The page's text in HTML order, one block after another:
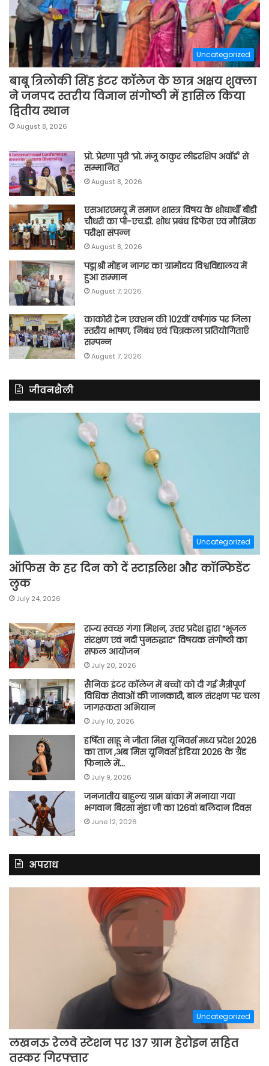
Uncategorized
बाबू त्रिलोकी सिंह इंटर कॉलेज के छात्र अक्षय शुक्ला
ने जनपद स्तरीय विज्ञान संगोष्ठी में हासिल किया
द्वितीय स्थान
August 8, 2026
प्रो. प्रेरणा पुरी ‘प्रो. मंजू ठाकुर लीडरशिप अवॉर्ड’ से
सम्मानित
August 8, 2026
एसआरएमयू में समाज शास्त्र विषय के शोधार्थी बीडी
चौधरी का पी-एच.डी. शोध प्रबंध डिफेंस एवं मौखिक
परीक्षा संपन्न
August 8, 2026
पद्मश्री मोहन नागर का ग्रामोदय विश्वविद्यालय में
हुआ सम्मान
August 7, 2026
काकोरी ट्रेन एक्शन की 102वीं वर्षगांठ पर जिला
स्तरीय भाषण, निबंध एवं चित्रकला प्रतियोगिताएँ
सम्पन्न
August 7, 2026
जीवनशैली
Uncategorized
ऑफिस के हर दिन को दें स्टाइलिश और कॉन्फिडेंट
लुक
July 24, 2026
राज्य स्वच्छ गंगा मिशन, उत्तर प्रदेश द्वारा “भूजल
संरक्षण एवं नदी पुनरुद्धार” विषयक संगोष्ठी का
सफल आयोजन
July 20, 2026
सैनिक इंटर कॉलेज में बच्चों को दी गई मैत्रीपूर्ण
विधिक सेवाओं की जानकारी, बाल संरक्षण पर चला
जागरूकता अभियान
July 10, 2026
हर्षिता साहू ने जीता मिस यूनिवर्स मध्य प्रदेश 2026
का ताज ,अब मिस यूनिवर्स इंडिया 2026 के ग्रैंड
फिनाले में…
July 9, 2026
जनजातीय बाहुल्य ग्राम बांका में मनाया गया
भगवान बिरसा मुंडा जी का 126वां बलिदान दिवस
June 12, 2026
अपराध
Uncategorized
लखनऊ रेलवे स्टेशन पर 137 ग्राम हेरोइन सहित
तस्कर गिरफ्तार